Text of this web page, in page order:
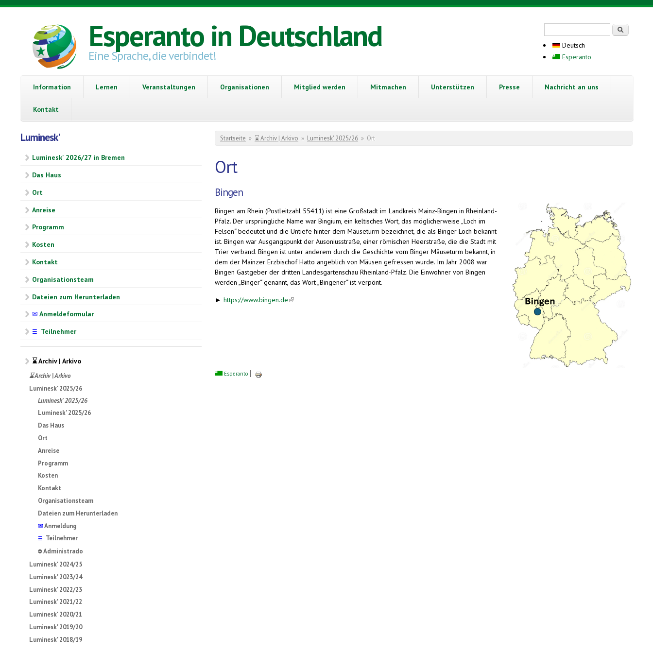
Direkt zum Inhalt
Esperanto in Deutschland
Eine Sprache, die verbindet!
Deutsch
Esperanto
Information Lernen Veranstaltungen Organisationen Mitglied werden Mitmachen Unterstützen Presse Nachricht an uns
Kontakt
Luminesk'
Luminesk' 2026/27 in Bremen
Das Haus
Ort
Anreise
Programm
Kosten
Kontakt
Organisationsteam
Dateien zum Herunterladen
✉ Anmeldeformular
☰ Teilnehmer
⌛ Archiv | Arkivo
⌛ Archiv | Arkivo
Luminesk' 2025/26
Luminesk' 2025/26
Luminesk' 2025/26
Das Haus
Ort
Anreise
Programm
Kosten
Kontakt
Organisationsteam
Dateien zum Herunterladen
✉Anmeldung
☰ Teilnehmer
⛔Administrado
Luminesk' 2024/25
Luminesk' 2023/24
Luminesk' 2022/23
Luminesk' 2021/22
Luminesk' 2020/21
Luminesk' 2019/20
Luminesk' 2018/19
Sie sind hier
Startseite » ⌛ Archiv | Arkivo » Luminesk' 2025/26 » Ort
Ort
Bingen
Bingen am Rhein (Postleitzahl 55411) ist eine Großstadt im Landkreis Mainz-Bingen in Rheinland-
Pfalz. Der ursprüngliche Name war Bingium, ein keltisches Wort, das möglicherweise „Loch im
Felsen“ bedeutet und die Untiefe hinter dem Mäuseturm bezeichnet, die als Binger Loch bekannt
ist. Bingen war Ausgangspunkt der Ausoniusstraße, einer römischen Heerstraße, die die Stadt mit
Trier verband. Bingen ist unter anderem durch die Geschichte vom Binger Mäuseturm bekannt, in
dem der Mainzer Erzbischof Hatto angeblich von Mäusen gefressen wurde. Im Jahr 2008 war
Bingen Gastgeber der dritten Landesgartenschau Rheinland-Pfalz. Die Einwohner von Bingen
werden „Binger“ genannt, das Wort „Bingener“ ist verpönt.
► https://www.bingen.de(link is external)
Esperanto